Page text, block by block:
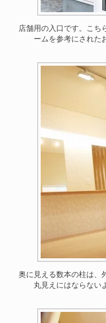
店舗用の入口です。こち
ームを参考にされた
奥に見える数本の柱は、
丸見えにはならない